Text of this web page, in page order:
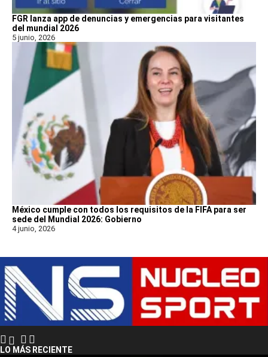
FGR lanza app de denuncias y emergencias para visitantes
del mundial 2026
5 junio, 2026
México cumple con todos los requisitos de la FIFA para ser
sede del Mundial 2026: Gobierno
4 junio, 2026
LO MÁS RECIENTE